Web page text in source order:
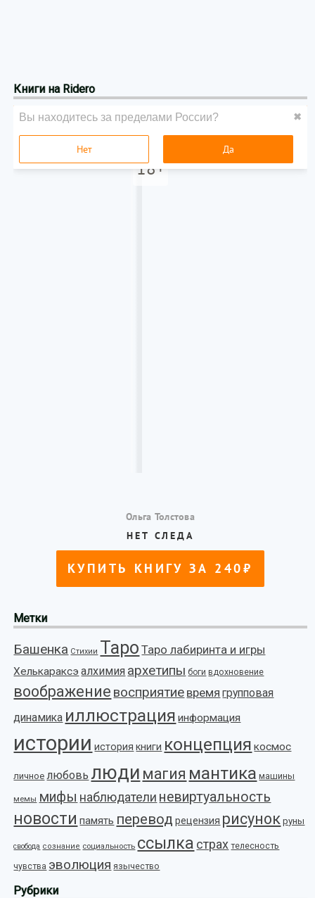
Книги на Ridero
Метки
Башенка Стихии Таро Таро лабиринта и игры
Хелькараксэ алхимия архетипы боги вдохновение
воображение восприятие время групповая
динамика иллюстрация информация
истории история книги концепция космос
личное любовь люди магия мантика машины
мемы мифы наблюдатели невиртуальность
новости память перевод рецензия рисунок руны
свобода сознание социальность ссылка страх телесность
чувства эволюция язычество
Рубрики